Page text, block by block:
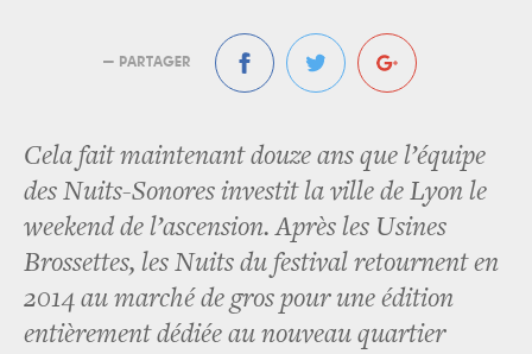
— PARTAGER
Cela fait maintenant douze ans que l’équipe
des Nuits-Sonores investit la ville de Lyon le
weekend de l’ascension. Après les Usines
Brossettes, les Nuits du festival retournent en
2014 au marché de gros pour une édition
entièrement dédiée au nouveau quartier